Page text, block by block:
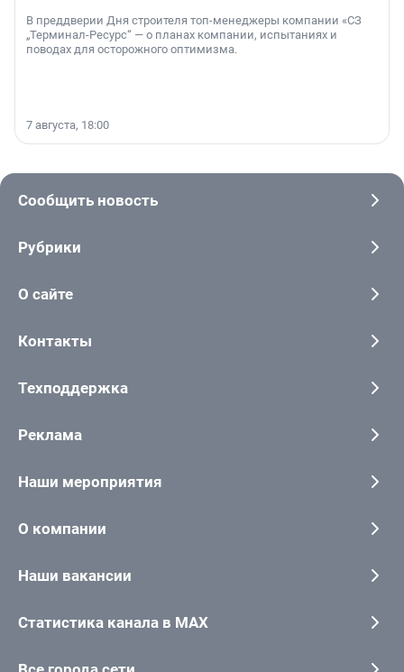
В преддверии Дня строителя топ-менеджеры компании «СЗ
„Терминал-Ресурс“ — о планах компании, испытаниях и
поводах для осторожного оптимизма.
7 августа, 18:00
Сообщить новость
Рубрики
О сайте
Контакты
Техподдержка
Реклама
Наши мероприятия
О компании
Наши вакансии
Статистика канала в MAX